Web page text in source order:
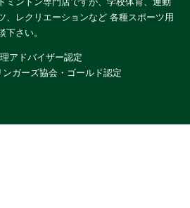
、レクリエーションなど 各種スポーツ用
さい。
アドバイザー認定
ガーズ協会・ゴールド認定